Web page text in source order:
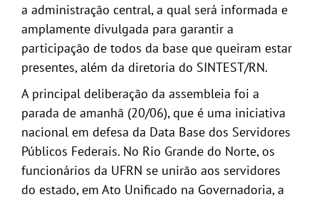
a administração central, a qual será informada e
amplamente divulgada para garantir a
participação de todos da base que queiram estar
presentes, além da diretoria do SINTEST/RN.
A principal deliberação da assembleia foi a
parada de amanhã (20/06), que é uma iniciativa
nacional em defesa da Data Base dos Servidores
Públicos Federais. No Rio Grande do Norte, os
funcionários da UFRN se unirão aos servidores
do estado, em Ato Unificado na Governadoria, a